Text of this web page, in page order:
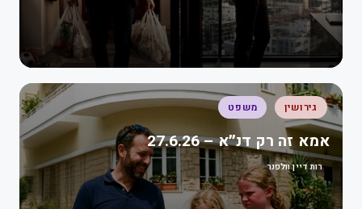
גירושין משפט
אמא זה רק דנ״א – 27.6.26
רות דיין וולפנר